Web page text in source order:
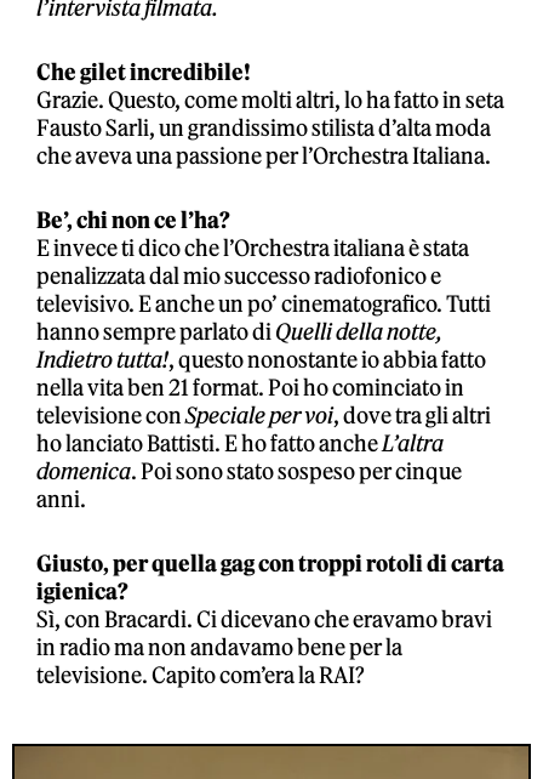
l’intervista filmata.
Che gilet incredibile!
Grazie. Questo, come molti altri, lo ha fatto in seta
Fausto Sarli, un grandissimo stilista d’alta moda
che aveva una passione per l’Orchestra Italiana.
Be’, chi non ce l’ha?
E invece ti dico che l’Orchestra italiana è stata
penalizzata dal mio successo radiofonico e
televisivo. E anche un po’ cinematografico. Tutti
hanno sempre parlato diQuelli della notte,
Indietro tutta!, questo nonostante io abbia fatto
nella vita ben 21 format. Poi ho cominciato in
televisione conSpeciale per voi, dove tra gli altri
ho lanciato Battisti. E ho fatto ancheL’altra
domenica. Poi sono stato sospeso per cinque
anni.
Giusto, per quella gag con troppi rotoli di carta
igienica?
Sì, con Bracardi. Ci dicevano che eravamo bravi
in radio ma non andavamo bene per la
televisione. Capito com’era la RAI?